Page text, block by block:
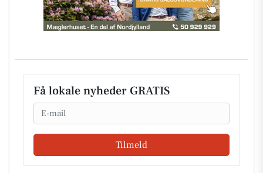
Få lokale nyheder GRATIS
Email
Tilmeld